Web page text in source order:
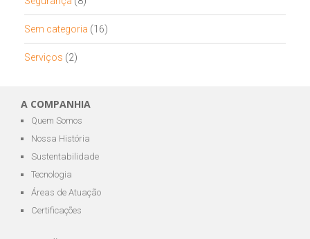
Sem categoria (16)
Serviços (2)
A COMPANHIA
Quem Somos
Nossa História
Sustentabilidade
Tecnologia
Áreas de Atuação
Certificações